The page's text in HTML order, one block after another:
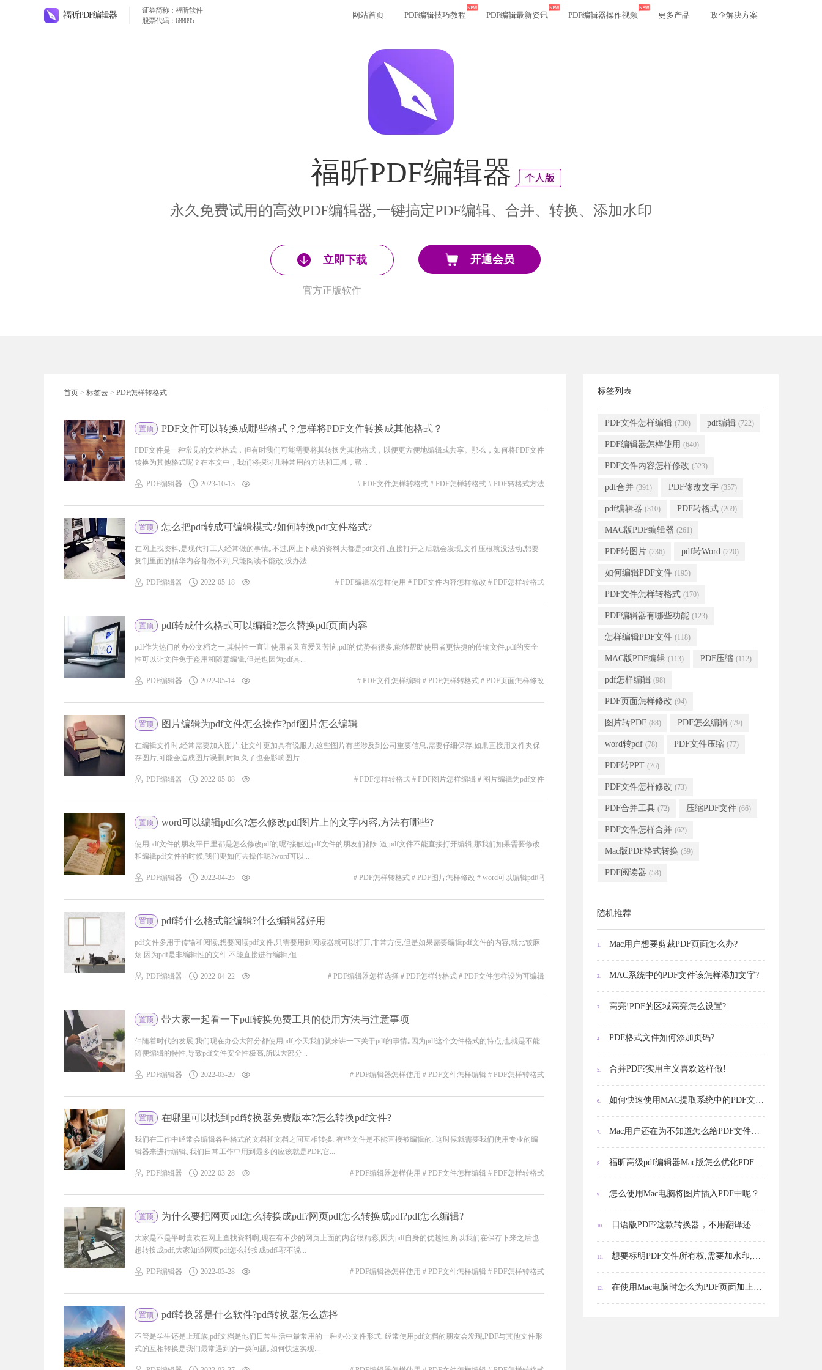
福昕PDF编辑器
证券简称：福昕软件
股票代码：688095
网站首页 PDF编辑技巧教程 PDF编辑最新资讯 PDF编辑器操作视频 更多产品 政企解决方案
福昕PDF编辑器
永久免费试用的高效PDF编辑器,一键搞定PDF编辑、合并、转换、添加水印
立即下载
官方正版软件
开通会员
首页 > 标签云 > PDF怎样转格式
置顶 PDF文件可以转换成哪些格式？怎样将PDF文件转换成其他格式？
PDF文件是一种常见的文档格式，但有时我们可能需要将其转换为其他格式，以便更方便地编辑或共享。那么，如何将PDF文件
转换为其他格式呢？在本文中，我们将探讨几种常用的方法和工具，帮...
PDF编辑器 2023-10-13 # PDF文件怎样转格式 # PDF怎样转格式 # PDF转格式方法
置顶 怎么把pdf转成可编辑模式?如何转换pdf文件格式?
在网上找资料,是现代打工人经常做的事情｡不过,网上下载的资料大都是pdf文件,直接打开之后就会发现,文件压根就没法动,想要
复制里面的精华内容都做不到,只能阅读不能改,没办法...
PDF编辑器 2022-05-18 # PDF编辑器怎样使用 # PDF文件内容怎样修改 # PDF怎样转格式
置顶 pdf转成什么格式可以编辑?怎么替换pdf页面内容
pdf作为热门的办公文档之一,其特性一直让使用者又喜爱又苦恼,pdf的优势有很多,能够帮助使用者更快捷的传输文件,pdf的安全
性可以让文件免于盗用和随意编辑,但是也因为pdf具...
PDF编辑器 2022-05-14 # PDF文件怎样编辑 # PDF怎样转格式 # PDF页面怎样修改
置顶 图片编辑为pdf文件怎么操作?pdf图片怎么编辑
在编辑文件时,经常需要加入图片,让文件更加具有说服力,这些图片有些涉及到公司重要信息,需要仔细保存,如果直接用文件夹保
存图片,可能会造成图片误删,时间久了也会影响图片...
PDF编辑器 2022-05-08 # PDF怎样转格式 # PDF图片怎样编辑 # 图片编辑为pdf文件
置顶 word可以编辑pdf么?怎么修改pdf图片上的文字内容,方法有哪些?
使用pdf文件的朋友平日里都是怎么修改pdf的呢?接触过pdf文件的朋友们都知道,pdf文件不能直接打开编辑,那我们如果需要修改
和编辑pdf文件的时候,我们要如何去操作呢?word可以...
PDF编辑器 2022-04-25 # PDF怎样转格式 # PDF图片怎样修改 # word可以编辑pdf吗
置顶 pdf转什么格式能编辑?什么编辑器好用
pdf文件多用于传输和阅读,想要阅读pdf文件,只需要用到阅读器就可以打开,非常方便,但是如果需要编辑pdf文件的内容,就比较麻
烦,因为pdf是非编辑性的文件,不能直接进行编辑,但...
PDF编辑器 2022-04-22 # PDF编辑器怎样选择 # PDF怎样转格式 # PDF文件怎样设为可编辑
置顶 带大家一起看一下pdf转换免费工具的使用方法与注意事项
伴随着时代的发展,我们现在办公大部分都使用pdf,今天我们就来讲一下关于pdf的事情｡因为pdf这个文件格式的特点,也就是不能
随便编辑的特性,导致pdf文件安全性极高,所以大部分...
PDF编辑器 2022-03-29 # PDF编辑器怎样使用 # PDF文件怎样编辑 # PDF怎样转格式
置顶 在哪里可以找到pdf转换器免费版本?怎么转换pdf文件?
我们在工作中经常会编辑各种格式的文档和文档之间互相转换｡有些文件是不能直接被编辑的｡这时候就需要我们使用专业的编
辑器来进行编辑｡我们日常工作中用到最多的应该就是PDF,它...
PDF编辑器 2022-03-28 # PDF编辑器怎样使用 # PDF文件怎样编辑 # PDF怎样转格式
置顶 为什么要把网页pdf怎么转换成pdf?网页pdf怎么转换成pdf?pdf怎么编辑?
大家是不是平时喜欢在网上查找资料啊,现在有不少的网页上面的内容很精彩,因为pdf自身的优越性,所以我们在保存下来之后也
想转换成pdf,大家知道网页pdf怎么转换成pdf吗?不说...
PDF编辑器 2022-03-28 # PDF编辑器怎样使用 # PDF文件怎样编辑 # PDF怎样转格式
置顶 pdf转换器是什么软件?pdf转换器怎么选择
不管是学生还是上班族,pdf文档是他们日常生活中最常用的一种办公文件形式｡经常使用pdf文档的朋友会发现,PDF与其他文件形
式的互相转换是我们最常遇到的一类问题｡如何快速实现...
标签列表
PDF文件怎样编辑 (730) pdf编辑 (722)
PDF编辑器怎样使用 (640)
PDF文件内容怎样修改 (523)
pdf合并 (391) PDF修改文字 (357)
pdf编辑器 (310) PDF转格式 (269)
MAC版PDF编辑器 (261)
PDF转图片 (236) pdf转Word (220)
如何编辑PDF文件 (195)
PDF文件怎样转格式 (170)
PDF编辑器有哪些功能 (123)
怎样编辑PDF文件 (118)
MAC版PDF编辑 (113) PDF压缩 (112)
pdf怎样编辑 (98)
PDF页面怎样修改 (94)
图片转PDF (88) PDF怎么编辑 (79)
word转pdf (78) PDF文件压缩 (77)
PDF转PPT (76)
PDF文件怎样修改 (73)
PDF合并工具 (72) 压缩PDF文件 (66)
PDF文件怎样合并 (62)
Mac版PDF格式转换 (59)
PDF阅读器 (58)
随机推荐
1. Mac用户想要剪裁PDF页面怎么办?
2. MAC系统中的PDF文件该怎样添加文字?
3. 高亮!PDF的区域高亮怎么设置?
4. PDF格式文件如何添加页码?
5. 合并PDF?实用主义喜欢这样做!
6. 如何快速使用MAC提取系统中的PDF文件内容？
7. Mac用户还在为不知道怎么给PDF文件加密烦恼吗?这个方法Get起来!
8. 福昕高级pdf编辑器Mac版怎么优化PDF文件？
9. 怎么使用Mac电脑将图片插入PDF中呢？
10. 日语版PDF?这款转换器，不用翻译还能转Word!
11. 想要标明PDF文件所有权,需要加水印,Mac用户如何操作?
12. 在使用Mac电脑时怎么为PDF页面加上页码呢？